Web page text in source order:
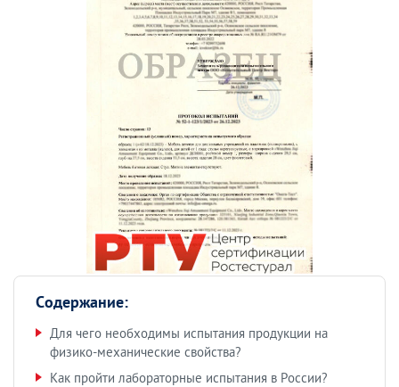
Содержание:
Для чего необходимы испытания продукции на
физико-механические свойства?
Как пройти лабораторные испытания в России?